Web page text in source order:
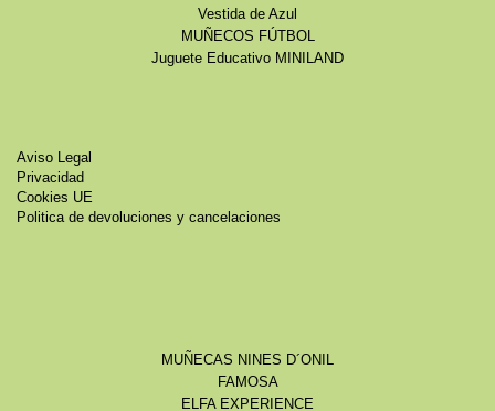
Vestida de Azul
MUÑECOS FÚTBOL
Juguete Educativo MINILAND
Aviso Legal
Privacidad
Cookies UE
Politica de devoluciones y cancelaciones
MUÑECAS NINES D´ONIL
FAMOSA
ELFA EXPERIENCE